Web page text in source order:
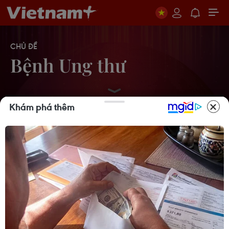
CHỦ ĐỀ
Bệnh Ung thư
Điều trị hiệu quả ca ung thư phổi
mang đồng thời hai đột biến gen
hiếm gặp
02/08/2026 05:58
Hơn 2.200 tỷ đồng ủng hộ Quỹ
“Ngày mai tươi sáng” hỗ trợ bệnh
Khám phá thêm